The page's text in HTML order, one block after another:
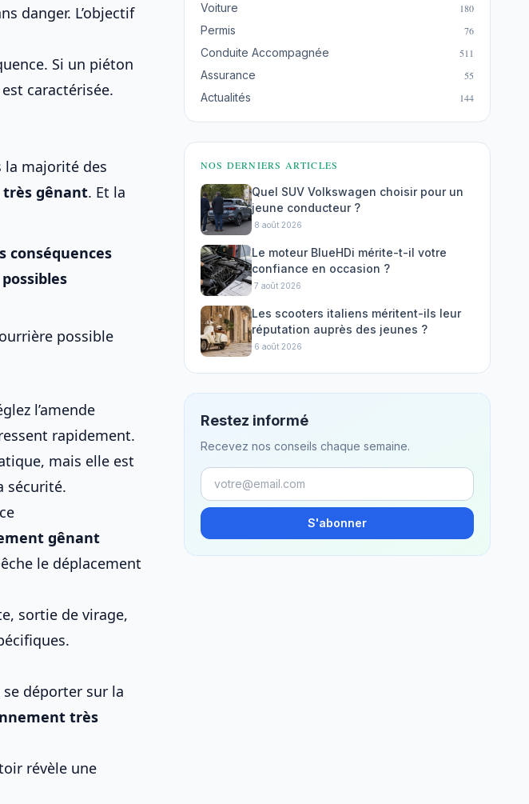
danger. L’objectif
Si un piéton
caractérisée.
la majorité des
gênant. Et la
conséquences
possibles
possible
l’amende
rapidement.
mais elle est
sécurité.
gênant
le déplacement
sortie de virage,
déporter sur la
très
révèle une
Voiture 180
Permis 76
Conduite Accompagnée 511
Assurance 55
Actualités 144
NOS DERNIERS ARTICLES
Quel SUV Volkswagen choisir pour un
jeune conducteur ?
·8 août 2026
Le moteur BlueHDi mérite-t-il votre
confiance en occasion ?
·7 août 2026
Les scooters italiens méritent-ils leur
réputation auprès des jeunes ?
·6 août 2026
Restez informé
Recevez nos conseils chaque semaine.
S'abonner